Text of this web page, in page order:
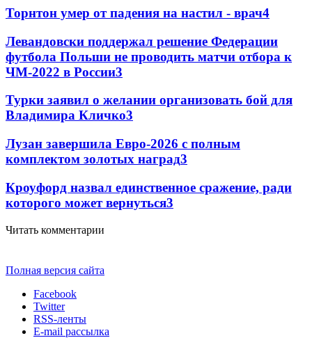
Торнтон умер от падения на настил - врач4
Левандовски поддержал решение Федерации
футбола Польши не проводить матчи отбора к
ЧМ-2022 в России3
Турки заявил о желании организовать бой для
Владимира Кличко3
Лузан завершила Евро-2026 с полным
комплектом золотых наград3
Кроуфорд назвал единственное сражение, ради
которого может вернуться3
Читать комментарии
Полная версия сайта
Facebook
Twitter
RSS-ленты
E-mail рассылка